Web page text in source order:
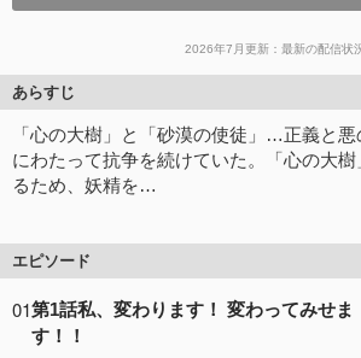
2026年7月更新：最新の配信状
あらすじ
「心の大樹」と「砂漠の使徒」…正義と
にわたって抗争を続けていた。「心の大
るため、妖精を…
エピソード
01第1話私、変わります！ 変わってみせま
す！！